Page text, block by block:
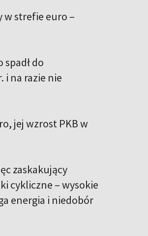
w strefie euro –
spadł do
i na razie nie
jej wzrost PKB w
zaskakujący
cykliczne – wysokie
energia i niedobór